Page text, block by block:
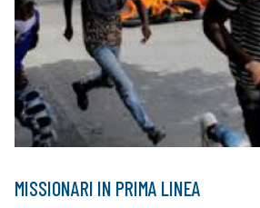
MISSIONARI IN PRIMA LINEA